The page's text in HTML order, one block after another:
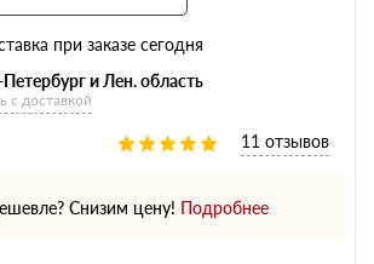
при заказе сегодня
и Лен. область
с доставкой
11 отзывов
Снизим цену! Подробнее